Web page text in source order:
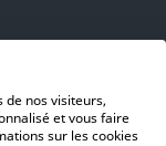
de nos visiteurs,
et vous faire
sur les cookies